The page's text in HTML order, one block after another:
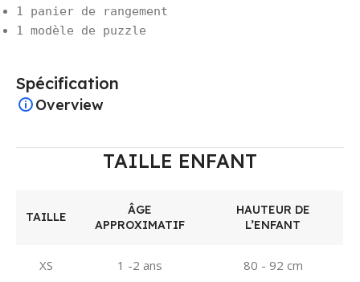
1 panier de rangement
1 modèle de puzzle
Spécification
Overview
TAILLE ENFANT
TAILLE
ÂGE
APPROXIMATIF
HAUTEUR DE
L’ENFANT
XS 1 -2 ans 80 - 92 cm